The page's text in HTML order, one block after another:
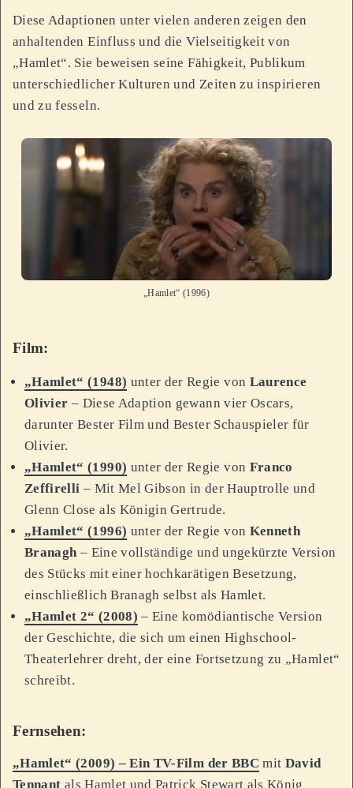
Diese Adaptionen unter vielen anderen zeigen den
anhaltenden Einfluss und die Vielseitigkeit von
„Hamlet“. Sie beweisen seine Fähigkeit, Publikum
unterschiedlicher Kulturen und Zeiten zu inspirieren
und zu fesseln.
„Hamlet“ (1996)
Film:
„Hamlet“ (1948) unter der Regie von Laurence
Olivier – Diese Adaption gewann vier Oscars,
darunter Bester Film und Bester Schauspieler für
Olivier.
„Hamlet“ (1990) unter der Regie von Franco
Zeffirelli – Mit Mel Gibson in der Hauptrolle und
Glenn Close als Königin Gertrude.
„Hamlet“ (1996) unter der Regie von Kenneth
Branagh – Eine vollständige und ungekürzte Version
des Stücks mit einer hochkarätigen Besetzung,
einschließlich Branagh selbst als Hamlet.
„Hamlet 2“ (2008) – Eine komödiantische Version
der Geschichte, die sich um einen Highschool-
Theaterlehrer dreht, der eine Fortsetzung zu „Hamlet“
schreibt.
Fernsehen:
„Hamlet“ (2009) – Ein TV-Film der BBC mit David
Tennant als Hamlet und Patrick Stewart als König